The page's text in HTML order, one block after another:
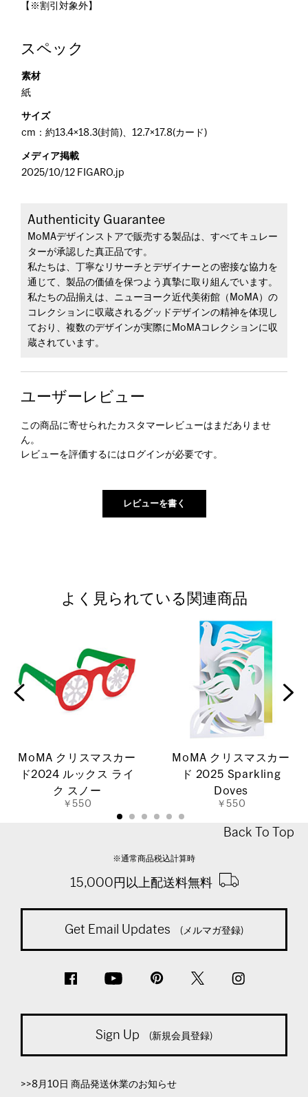
【※割引対象外】
スペック
素材
紙
サイズ
cm：約13.4×18.3(封筒)、12.7×17.8(カード)
メディア掲載
2025/10/12 FIGARO.jp
Authenticity Guarantee
MoMAデザインストアで販売する製品は、すべてキュレー
ターが承認した真正品です。
私たちは、丁寧なリサーチとデザイナーとの密接な協力を
通じて、製品の価値を保つよう真摯に取り組んでいます。
私たちの品揃えは、ニューヨーク近代美術館（MoMA）の
コレクションに収蔵されるグッドデザインの精神を体現し
ており、複数のデザインが実際にMoMAコレクションに収
蔵されています。
ユーザーレビュー
この商品に寄せられたカスタマーレビューはまだありませ
ん。
レビューを評価するには ログインが必要です。
よく見られている関連商品
MoMA クリスマスカー
ド2024 ルックス ライ
ク スノー
￥550
MoMA クリスマスカー
ド 2025 Sparkling
Doves
￥550
Back To Top
※通常商品税込計算時
15,000円以上配送料無料
Get Email Updates (メルマガ登録)
Sign Up (新規会員登録)
>>8月10日 商品発送休業のお知らせ